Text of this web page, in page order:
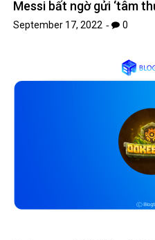
Messi bất ngờ gửi ‘tâm
September 17, 2022 0